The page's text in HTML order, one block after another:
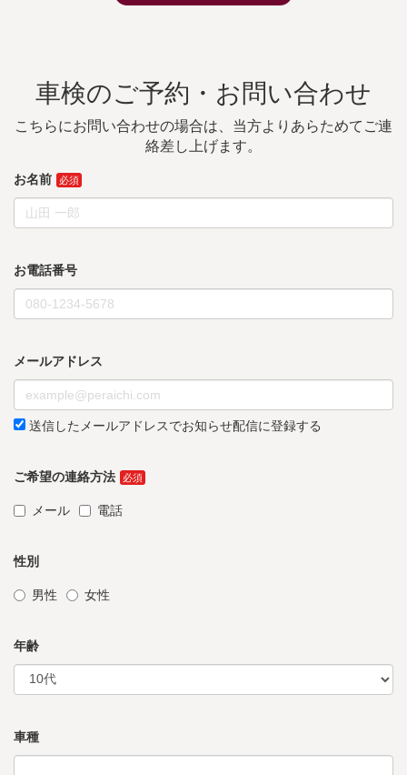
車検のご予約・お問い合わせ
こちらにお問い合わせの場合は、当方よりあらためてご連
絡差し上げます。
お名前
お電話番号
メールアドレス
送信したメールアドレスでお知らせ配信に登録する
ご希望の連絡方法
メール 電話
性別
男性 女性
年齢
車種